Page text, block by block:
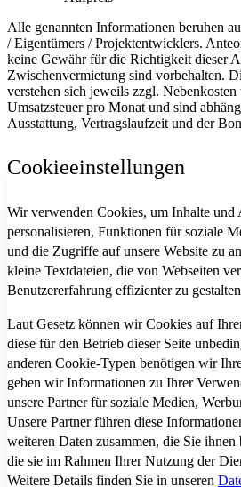
Alle genannten Informationen beruhen
/ Eigentümers / Projektentwicklers.
keine Gewähr für die Richtigkeit dieser
Zwischenvermietung sind vorbehalten.
verstehen sich jeweils zzgl.
Umsatzsteuer pro Monat und sind
Ausstattung, Vertragslaufzeit und der
Cookieeinstellungen
Wir verwenden Cookies, um Inhalte und
personalisieren, Funktionen für soziale
und die Zugriffe auf unsere Website zu
kleine Textdateien, die von Webseiten
Benutzererfahrung effizienter zu
Laut Gesetz können wir Cookies auf
diese für den Betrieb dieser Seite
anderen Cookie-Typen benötigen wir
geben wir Informationen zu Ihrer
unsere Partner für soziale Medien,
Unsere Partner führen diese
weiteren Daten zusammen, die Sie ihnen
die sie im Rahmen Ihrer Nutzung der
Weitere Details finden Sie in unseren